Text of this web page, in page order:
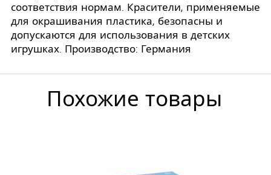
соответствия нормам. Красители, применяемые
для окрашивания пластика, безопасны и
допускаются для использования в детских
игрушках. Производство: Германия
Похожие товары